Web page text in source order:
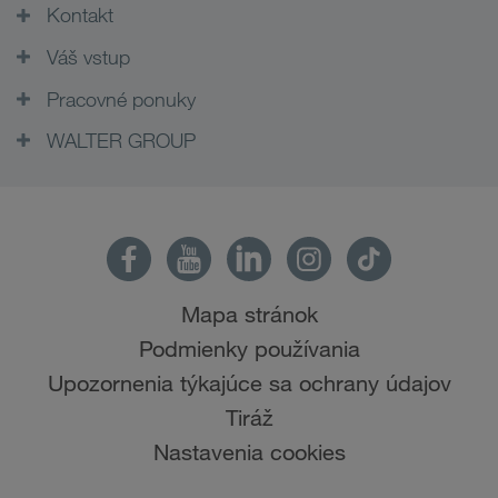
Kontakt
Váš vstup
Pracovné ponuky
WALTER GROUP
Mapa stránok
Podmienky používania
Upozornenia týkajúce sa ochrany údajov
Tiráž
Nastavenia cookies